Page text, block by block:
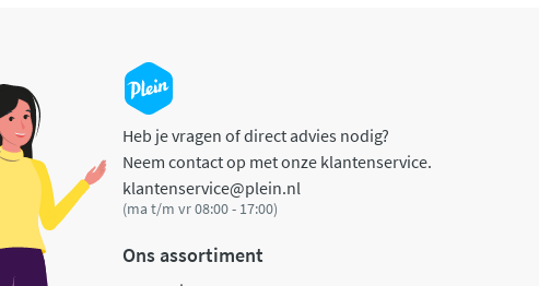
Heb je vragen of direct advies nodig?
Neem contact op met onze klantenservice.
klantenservice@plein.nl
(ma t/m vr 08:00 - 17:00)
Ons assortiment